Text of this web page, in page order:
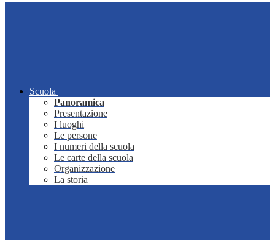
Scuola
Panoramica
Presentazione
I luoghi
Le persone
I numeri della scuola
Le carte della scuola
Organizzazione
La storia